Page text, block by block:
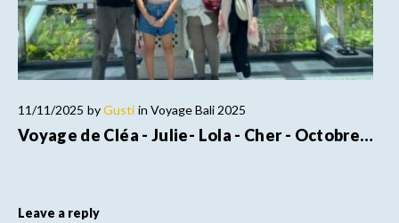
11/11/2025 byGusti in Voyage Bali 2025
Voyage de Cléa - Julie- Lola - Cher - Octobre…
Leave a reply